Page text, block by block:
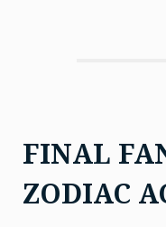
FINAL
ZODIAC